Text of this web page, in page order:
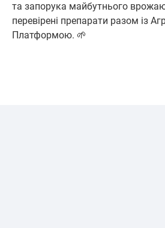
та запорука майбутнього
перевірені препарати разом із
Платформою. 🌱